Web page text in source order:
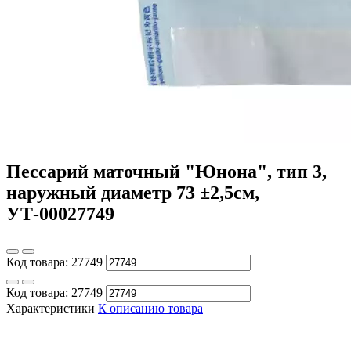
Пессарий маточный "Юнона", тип 3,
наружный диаметр 73 ±2,5см,
УТ-00027749
Код товара: 27749
Код товара: 27749
Характеристики К описанию товара